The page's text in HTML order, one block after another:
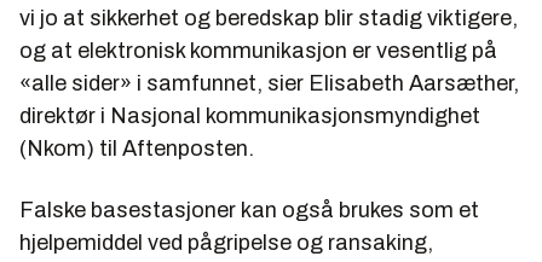
vi jo at sikkerhet og beredskap blir stadig viktigere,
og at elektronisk kommunikasjon er vesentlig på
«alle sider» i samfunnet, sier Elisabeth Aarsæther,
direktør i Nasjonal kommunikasjonsmyndighet
(Nkom) til Aftenposten.
Falske basestasjoner kan også brukes som et
hjelpemiddel ved pågripelse og ransaking,